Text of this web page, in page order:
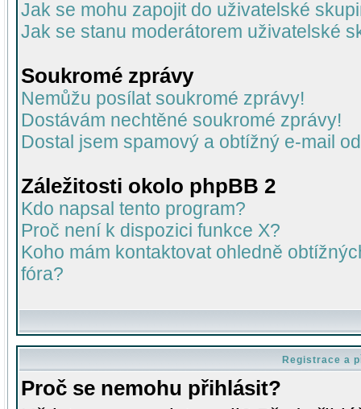
Jak se mohu zapojit do uživatelské
Jak se stanu moderátorem uživatelské
Soukromé zprávy
Nemůžu posílat soukromé zprávy!
Dostávám nechtěné soukromé zprávy!
Dostal jsem spamový a obtížný e-mail
Záležitosti okolo phpBB 2
Kdo napsal tento program?
Proč není k dispozici funkce X?
Koho mám kontaktovat ohledně
fóra?
Registrace a
Proč se nemohu přihlásit?